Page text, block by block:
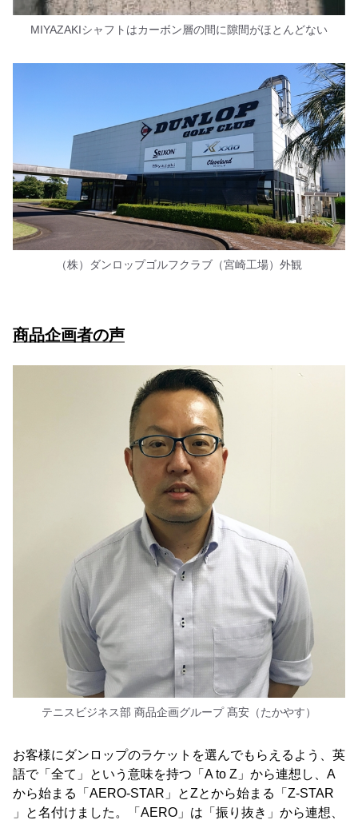
MIYAZAKIシャフトはカーボン層の間に隙間がほとんどない
（株）ダンロップゴルフクラブ（宮崎工場）外観
商品企画者の声
テニスビジネス部 商品企画グループ 髙安（たかやす）
お客様にダンロップのラケットを選んでもらえるよう、英
語で「全て」という意味を持つ「A to Z」から連想し、A
から始まる「AERO-STAR」とZとから始まる「Z-STAR
」と名付けました。「AERO」は「振り抜き」から連想、